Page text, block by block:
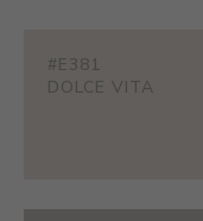
#E381
DOLCE VITA